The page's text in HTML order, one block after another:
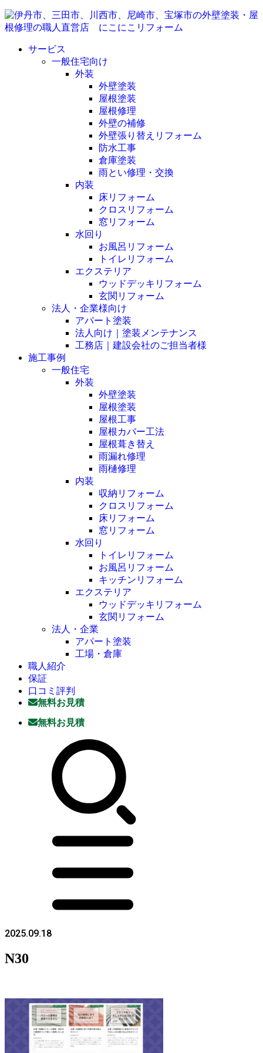
サービス
一般住宅向け
外装
外壁塗装
屋根塗装
屋根修理
外壁の補修
外壁張り替えリフォーム
防水工事
倉庫塗装
雨とい修理・交換
内装
床リフォーム
クロスリフォーム
窓リフォーム
水回り
お風呂リフォーム
トイレリフォーム
エクステリア
ウッドデッキリフォーム
玄関リフォーム
法人・企業様向け
アパート塗装
法人向け｜塗装メンテナンス
工務店｜建設会社のご担当者様
施工事例
一般住宅
外装
外壁塗装
屋根塗装
屋根工事
屋根カバー工法
屋根葺き替え
雨漏れ修理
雨樋修理
内装
収納リフォーム
クロスリフォーム
床リフォーム
窓リフォーム
水回り
トイレリフォーム
お風呂リフォーム
キッチンリフォーム
エクステリア
ウッドデッキリフォーム
玄関リフォーム
法人・企業
アパート塗装
工場・倉庫
職人紹介
保証
口コミ評判
無料お見積
無料お見積
2025.09.18
N30